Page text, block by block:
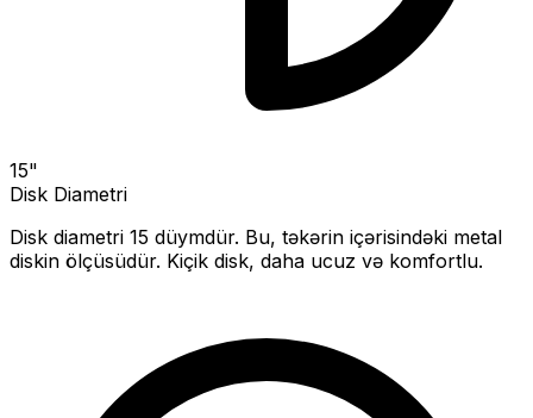
15"
Disk Diametri
Disk diametri 15 düymdür. Bu, təkərin içərisindəki metal
diskin ölçüsüdür. Kiçik disk, daha ucuz və komfortlu.